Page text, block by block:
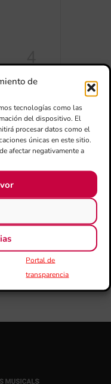
de
tecnologías como las
del dispositivo. El
procesar datos como el
únicas en este sitio.
afectar negativamente a
Portal de
transparencia
4